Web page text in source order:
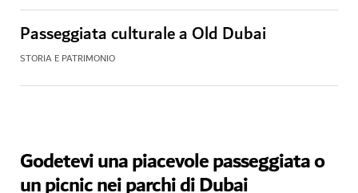
Passeggiata culturale a Old Dubai
STORIA E PATRIMONIO
Godetevi una piacevole passeggiata o
un picnic nei parchi di Dubai